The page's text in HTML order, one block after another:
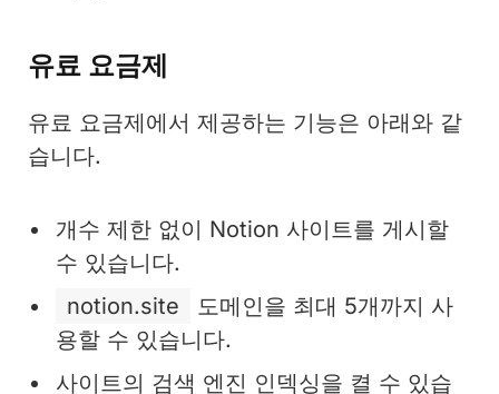
유료 요금제
유료 요금제에서 제공하는 기능은 아래와 같
습니다.
개수 제한 없이 Notion 사이트를 게시할
수 있습니다.
notion.site
도메인을 최대 5개까지 사
용할 수 있습니다.
사이트의 검색 엔진 인덱싱을 켤 수 있습